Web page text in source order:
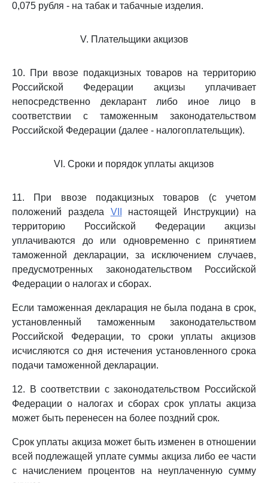
0,075 рубля - на табак и табачные изделия.
V. Плательщики акцизов
10. При ввозе подакцизных товаров на территорию
Российской Федерации акцизы уплачивает
непосредственно декларант либо иное лицо в
соответствии с таможенным законодательством
Российской Федерации (далее - налогоплательщик).
VI. Сроки и порядок уплаты акцизов
11. При ввозе подакцизных товаров (с учетом
положений раздела VII
настоящей Инструкции) на
территорию Российской Федерации акцизы
уплачиваются до или одновременно с принятием
таможенной декларации, за исключением случаев,
предусмотренных законодательством Российской
Федерации о налогах и сборах.
Если таможенная декларация не была подана в срок,
установленный таможенным законодательством
Российской Федерации, то сроки уплаты акцизов
исчисляются со дня истечения установленного срока
подачи таможенной декларации.
12. В соответствии с законодательством Российской
Федерации о налогах и сборах срок уплаты акциза
может быть перенесен на более поздний срок.
Срок уплаты акциза может быть изменен в отношении
всей подлежащей уплате суммы акциза либо ее части
с начислением процентов на неуплаченную сумму